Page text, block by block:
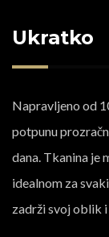
Ukratko
Napravljeno od
potpunu
dana. Tkanina je
idealnom za
zadrži svoj oblik